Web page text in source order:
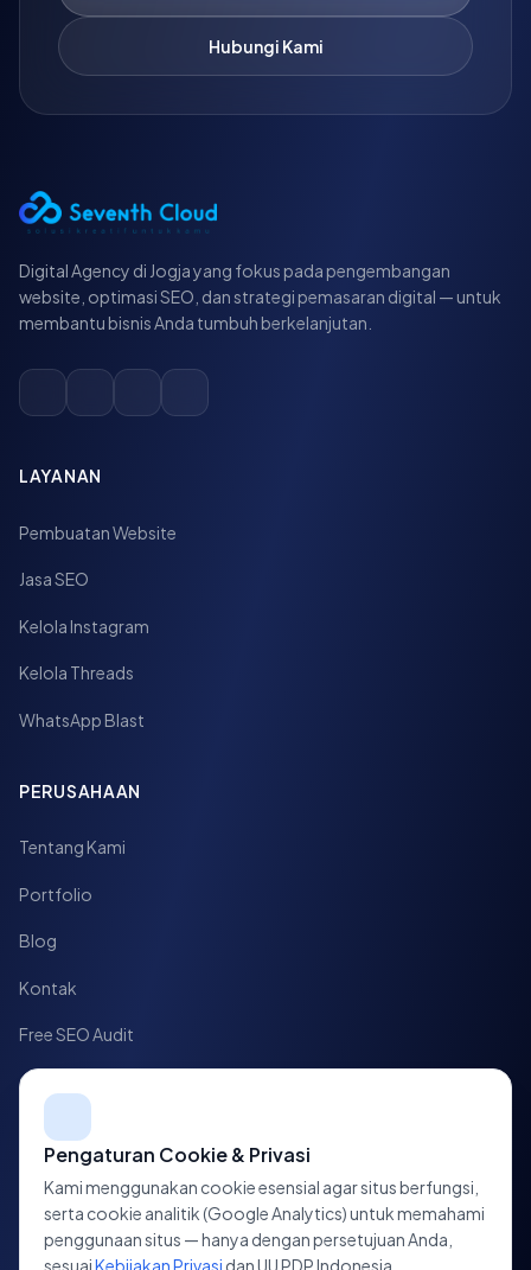
Hubungi Kami
Digital Agency di Jogja yang fokus pada pengembangan
website, optimasi SEO, dan strategi pemasaran digital — untuk
membantu bisnis Anda tumbuh berkelanjutan.
LAYANAN
Pembuatan Website
Jasa SEO
Kelola Instagram
Kelola Threads
WhatsApp Blast
PERUSAHAAN
Tentang Kami
Portfolio
Blog
Kontak
Free SEO Audit
Case Study
HUBUNGI KAMI
Jl. HOS Cokroaminoto No. 10,
Tegalrejo, Yogyakarta, D.I. Yogyakarta
Pengaturan Cookie & Privasi
Kami menggunakan cookie esensial agar situs berfungsi,
serta cookie analitik (Google Analytics) untuk memahami
penggunaan situs — hanya dengan persetujuan Anda,
sesuaiKebijakan Privasi dan UU PDP Indonesia.